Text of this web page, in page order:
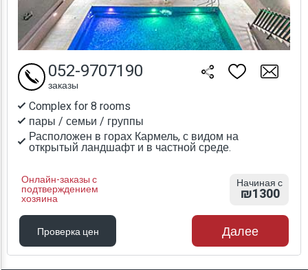
Complex for 8 rooms
пары / семьи / группы
Расположен в горах Кармель, с видом на
открытый ландшафт и в частной среде.
Онлайн-заказы с
подтверждением
хозяина
052-9707190
заказы
Начиная с
₪1300
Проверка цен
Проверка цен
Далее